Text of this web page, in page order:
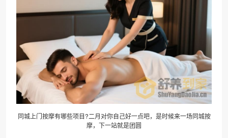
同城上门按摩有哪些项目?二月对你自己好一点吧，是时候来一场同城按
摩，下一站就是团圆